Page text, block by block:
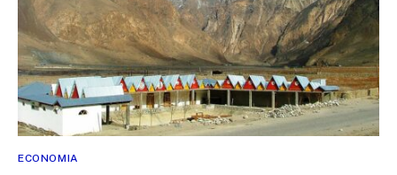
ECONOMIA